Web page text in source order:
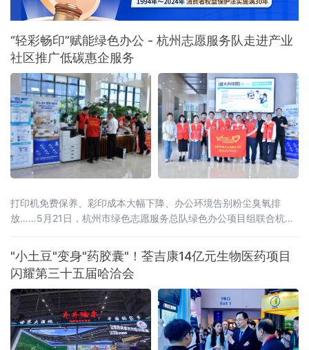
“轻彩畅印”赋能绿色办公 - 杭州志愿服务队走进产业
社区推广低碳惠企服务
打印机免费保养、彩印成本大幅下降、办公环境告别粉尘臭氧排
放……5月21日，杭州市绿色志愿服务总队绿色办公项目组联合杭州
设备有限公司等机构，组织志愿者走进滨江区西兴产业社区，在盛
大科技园开展绿色办公主题惠企服务。由爱普生（中国）有限公司
与杭州神驰数码办公设备有限公司共同推进的“轻彩畅印”方案成为亮
点，该方案以独家冷
"小土豆"变身"药胶囊"！荃吉康14亿元生物医药项目
闪耀第三十五届哈洽会